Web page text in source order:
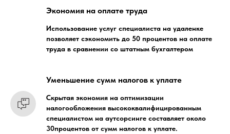
Экономия на оплате труда
Использование услуг специалиста на удаленке
позволяет сэкономить до 50 процентов на оплате
труда в сравнении со штатным бухгалтером
Уменьшение сумм налогов к уплате
Скрытая экономия на оптимизации
налогообложения высококвалифицированным
специалистом на аутсорсинге составляет около
30процентов от сумм налогов к уплате.